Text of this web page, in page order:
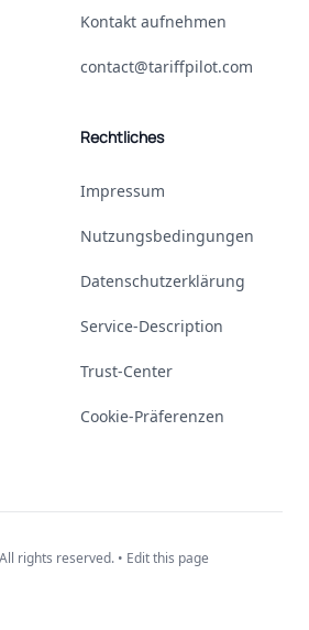
Kontakt aufnehmen
contact@tariffpilot.com
Rechtliches
Impressum
Nutzungsbedingungen
Datenschutzerklärung
Service-Description
Trust-Center
Cookie-Präferenzen
rights reserved. • Edit this page